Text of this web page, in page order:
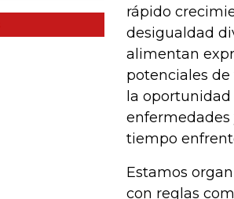
rápido
desigualdad
alimentan
potenciales
la
enfermedades
tiempo
Estamos
con reglas